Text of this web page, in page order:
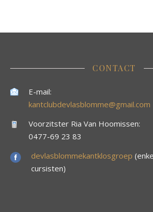
CONTACT
E-mail:
kantclubdevlasblomme@gmail.com
Voorzitster Ria Van Hoomissen:
0477-69 23 83
devlasblommekantklosgroep
cursisten)